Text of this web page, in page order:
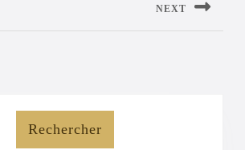
NEXT
Rechercher